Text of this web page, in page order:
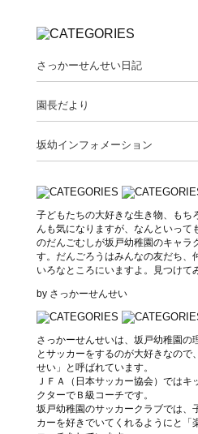
さっかーせんせい日記
園長だより
坂幼インフォメーション
子どもたちの大好きな生き物、もち
んも気になりますが、なんといって
のだんごむしが坂戸幼稚園のキャラ
す。だんごろうはみんなの友だち、
いろなところにいますよ。見つけて
by さっかーせんせい
さっかーせんせいは、坂戸幼稚園の
とサッカーをするのが大好きなので
せい」と呼ばれています。
ＪＦＡ（日本サッカー協会）ではキ
クターでＢ級コーチです。
坂戸幼稚園のサッカークラブでは、
カーを好きでいてくれるようにと「